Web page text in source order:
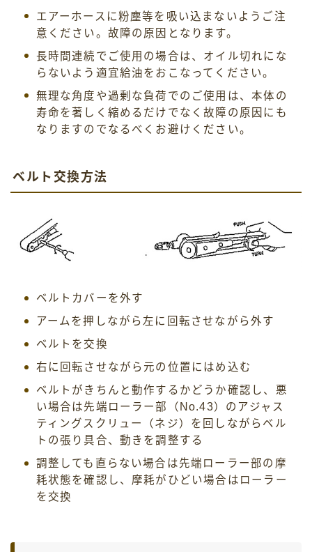
エアーホースに粉塵等を吸い込まないようご注
意ください。故障の原因となります。
長時間連続でご使用の場合は、オイル切れにな
らないよう適宜給油をおこなってください。
無理な角度や過剰な負荷でのご使用は、本体の
寿命を著しく縮めるだけでなく故障の原因にも
なりますのでなるべくお避けください。
ベルト交換方法
ベルトカバーを外す
アームを押しながら左に回転させながら外す
ベルトを交換
右に回転させながら元の位置にはめ込む
ベルトがきちんと動作するかどうか確認し、悪
い場合は先端ローラー部（No.43）のアジャス
ティングスクリュー（ネジ）を回しながらベル
トの張り具合、動きを調整する
調整しても直らない場合は先端ローラー部の摩
耗状態を確認し、摩耗がひどい場合はローラー
を交換